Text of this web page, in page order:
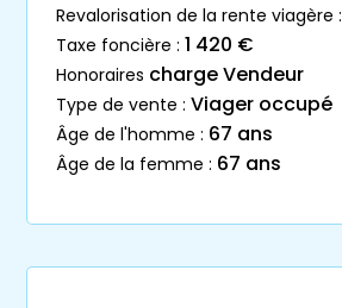
revalorisation de la rente viagère :
taxe foncière : 1 420 €
honoraires charge Vendeur
type de vente : Viager occupé
âge de l'homme : 67 ans
âge de la femme : 67 ans